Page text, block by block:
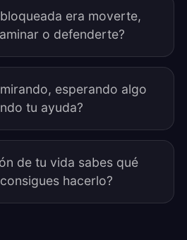
era moverte,
o defenderte?
esperando algo
tu ayuda?
de tu vida sabes qué
hacerlo?